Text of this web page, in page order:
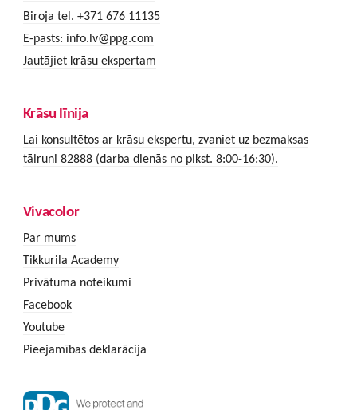
Biroja tel. +371 676 11135
E-pasts: info.lv@ppg.com
Jautājiet krāsu ekspertam
Krāsu līnija
Lai konsultētos ar krāsu ekspertu, zvaniet uz bezmaksas
tālruni 82888 (darba dienās no plkst. 8:00-16:30).
Vivacolor
Par mums
Tikkurila Academy
Privātuma noteikumi
Facebook
Youtube
Pieejamības deklarācija